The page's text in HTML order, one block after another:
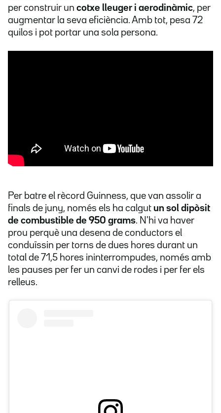
per construir un cotxe lleuger i aerodinàmic, per
augmentar la seva eficiència. Amb tot, pesa 72
quilos i pot portar una sola persona.
Per batre el rècord Guinness, que van assolir a
finals de juny, només els ha calgut un sol dipòsit
de combustible de 950 grams. N'hi va haver
prou perquè una desena de conductors el
conduïssin per torns de dues hores durant un
total de 71,5 hores ininterrompudes, només amb
les pauses per fer un canvi de rodes i per fer els
relleus.